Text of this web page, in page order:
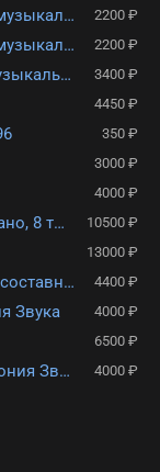
Свирель До (С) Таёжная музыкальная артель TMA-SBC6 2200 ₽
Свирель Си (H) Таёжная музыкальная артель TMA-SBH6 2200 ₽
Сопель Ре (D) Таёжная музыкальная артель TMA-SD 3400 ₽
4450 ₽
350 ₽
3000 ₽
4000 ₽
Пан-флейта Hora 08 сопрано, 8 трубок 10500 ₽
13000 ₽
Свирель Гармония Звука составная в Ля 4400 ₽
Звука 4000 ₽
6500 ₽
Поперечная флейта Гармония Звука ГЗПП002 в Соль, составная 4000 ₽